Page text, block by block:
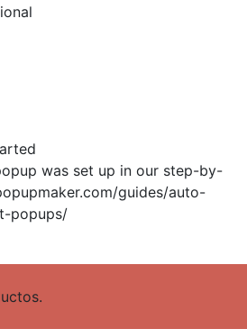
was set up in our step-by-
guides/auto-
popups/